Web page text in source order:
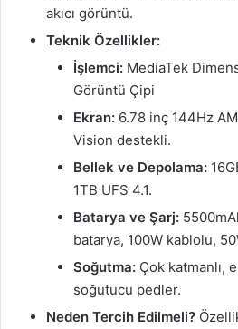
akıcı görüntü.
Teknik Özellikler:
İşlemci: MediaTek
Görüntü Çipi
Ekran: 6.78 inç 144Hz
Vision destekli.
Bellek ve Depolama:
1TB UFS 4.1.
Batarya ve Şarj:
batarya, 100W kablolu,
Soğutma: Çok katmanlı,
soğutucu pedler.
Neden Tercih Edilmeli?